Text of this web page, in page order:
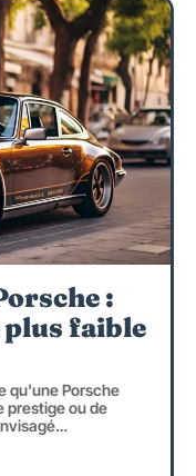
:
plus faible
qu'une Porsche
prestige ou de
…